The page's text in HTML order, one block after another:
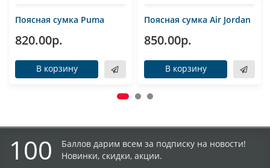
Поясная сумка Puma
820.00р.
В корзину
Поясная сумка Air Jordan
850.00р.
В корзину
100
Баллов дарим всем за подписку на новости!
Новинки, скидки, акции.